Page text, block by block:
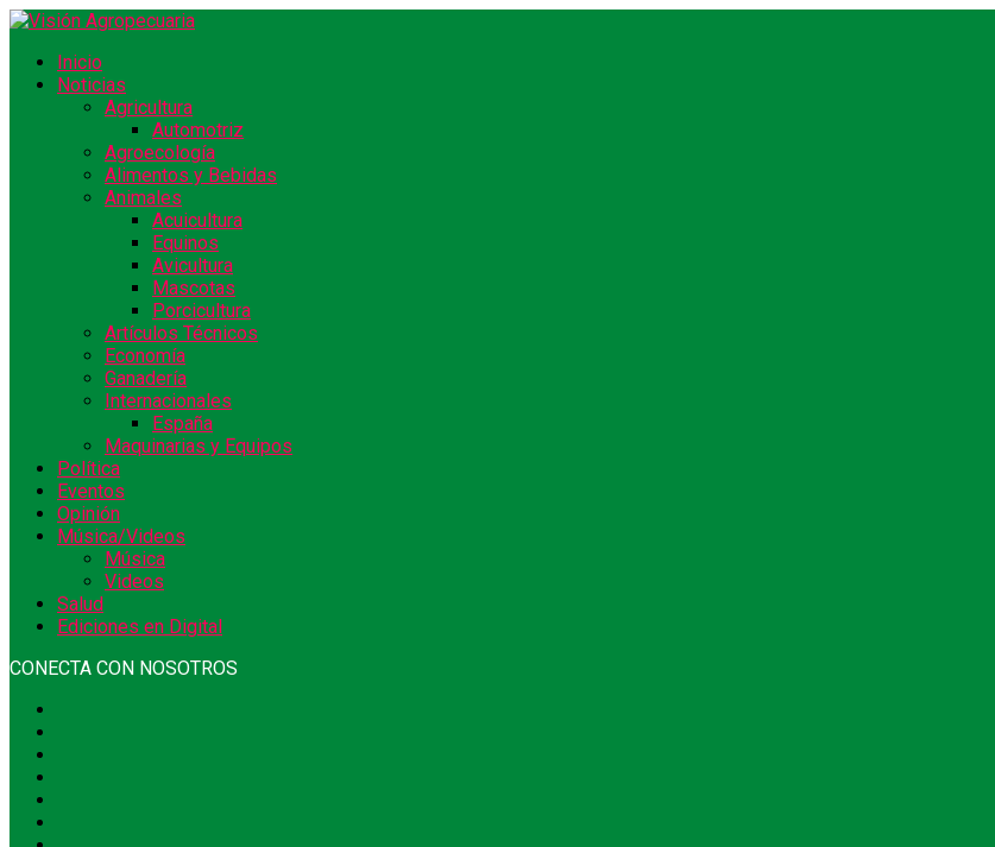
Inicio
Noticias
Agricultura
Automotriz
Agroecología
Alimentos y Bebidas
Animales
Acuicultura
Equinos
Avicultura
Mascotas
Porcicultura
Artículos Técnicos
Economía
Ganadería
Internacionales
España
Maquinarias y Equipos
Política
Eventos
Opinión
Música/Videos
Música
Videos
Salud
Ediciones en Digital
CONECTA CON NOSOTROS